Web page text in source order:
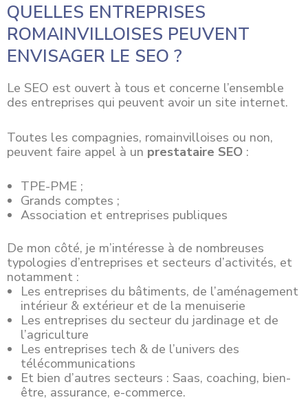
QUELLES ENTREPRISES
ROMAINVILLOISES PEUVENT
ENVISAGER LE SEO ?
Le SEO est ouvert à tous et concerne l’ensemble
des entreprises qui peuvent avoir un site internet.
Toutes les compagnies, romainvilloises ou non,
peuvent faire appel à un prestataire SEO :
TPE-PME ;
Grands comptes ;
Association et entreprises publiques
De mon côté, je m’intéresse à de nombreuses
typologies d’entreprises et secteurs d’activités, et
notamment :
Les entreprises du bâtiments, de l’aménagement
intérieur & extérieur et de la menuiserie
Les entreprises du secteur du jardinage et de
l’agriculture
Les entreprises tech & de l’univers des
télécommunications
Et bien d’autres secteurs : Saas, coaching, bien-
être, assurance, e-commerce.